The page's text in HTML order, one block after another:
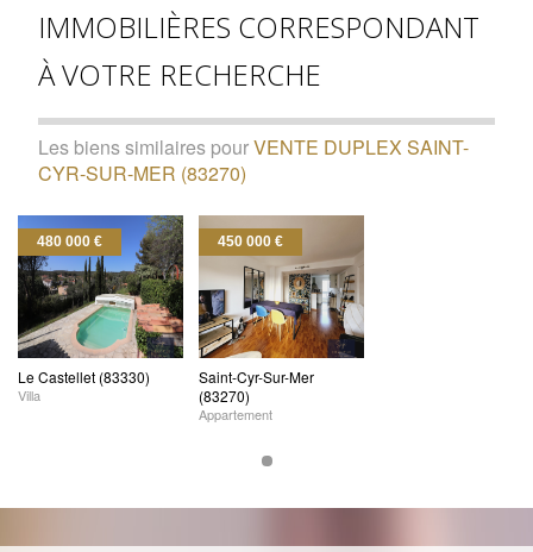
IMMOBILIÈRES CORRESPONDANT
À VOTRE RECHERCHE
Les biens similaires pourVENTE DUPLEX SAINT-
CYR-SUR-MER (83270)
480 000 €
Le Castellet (83330)
Villa
450 000 €
Saint-Cyr-Sur-Mer
(83270)
Appartement